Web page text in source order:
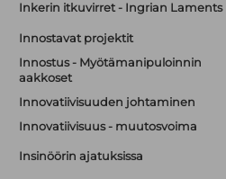
Inkerin itkuvirret - Ingrian Laments
Innostavat projektit
Innostus - Myötämanipuloinnin
aakkoset
Innovatiivisuuden johtaminen
Innovatiivisuus - muutosvoima
Insinöörin ajatuksissa